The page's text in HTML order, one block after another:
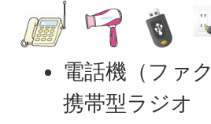
電話機（ファ
携帯型ラジオ